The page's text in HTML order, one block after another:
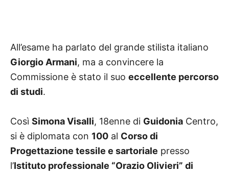
All’esame ha parlato del grande stilista italiano
Giorgio Armani, ma a convincere la
Commissione è stato il suo eccellente percorso
di studi.
Così Simona Visalli, 18enne di Guidonia Centro,
si è diplomata con 100 al Corso di
Progettazione tessile e sartoriale presso
l’Istituto professionale “Orazio Olivieri” di